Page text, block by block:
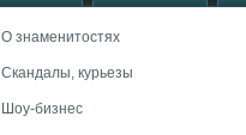
О знаменитостях
Скандалы, курьезы
Шоу-бизнес